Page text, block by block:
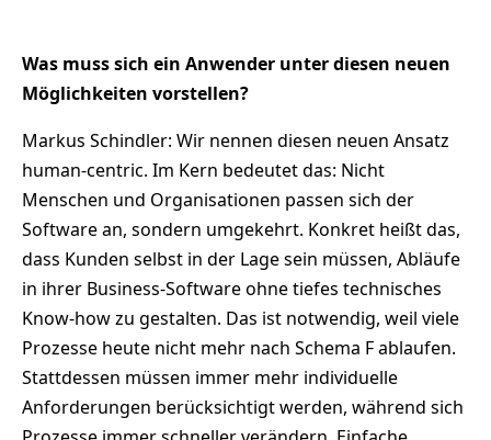
Was muss sich ein Anwender unter diesen neuen
Möglichkeiten vorstellen?
Markus Schindler: Wir nennen diesen neuen Ansatz
human-centric. Im Kern bedeutet das: Nicht
Menschen und Organisationen passen sich der
Software an, sondern umgekehrt. Konkret heißt das,
dass Kunden selbst in der Lage sein müssen, Abläufe
in ihrer Business-Software ohne tiefes technisches
Know-how zu gestalten. Das ist notwendig, weil viele
Prozesse heute nicht mehr nach Schema F ablaufen.
Stattdessen müssen immer mehr individuelle
Anforderungen berücksichtigt werden, während sich